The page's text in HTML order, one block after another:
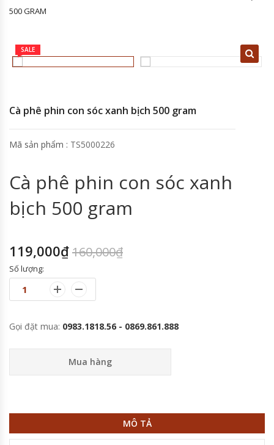
500 GRAM
SALE
Cà phê phin con sóc xanh bịch 500 gram
Mã sản phẩm : TS5000226
Cà phê phin con sóc xanh
bịch 500 gram
160,000₫
119,000₫
Số lượng:
Gọi đặt mua: 0983.1818.56 - 0869.861.888
Mua hàng
MÔ TẢ